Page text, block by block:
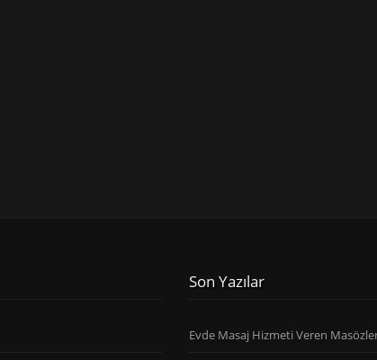
Son Yazılar
Evde Masaj Hizmeti Veren